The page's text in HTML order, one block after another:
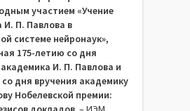
участием «Учение
И. П. Павлова в
системе нейронаук»,
175-летию со дня
И. П. Павлова и
дня вручения академику
Нобелевской премии: